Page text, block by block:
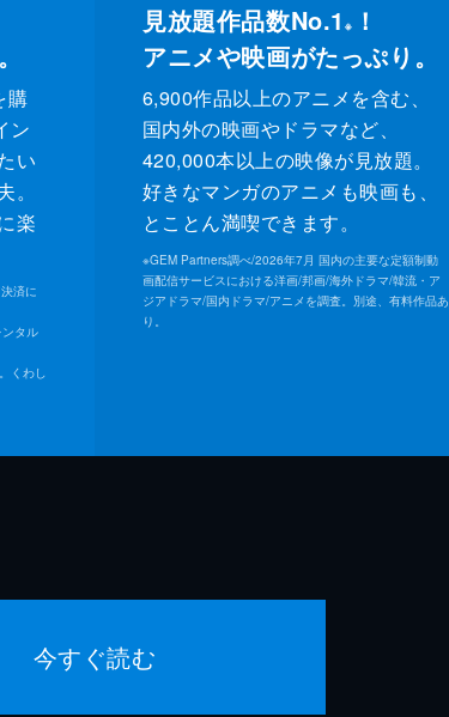
購
ン
い
楽
済に
タル
くわし
見放題作品数No.1 ※
！
アニメや映画がたっぷり。
6,900作品以上のアニメを含む、
国内外の映画やドラマなど、
420,000本以上の映像が見放題。
好きなマンガのアニメも映画も、
とことん満喫できます。
※GEM Partners調べ/2026年7⽉ 国内の主要な定額制動
画配信サービスにおける洋画/邦画/海外ドラマ/韓流・ア
ジアドラマ/国内ドラマ/アニメを調査。別途、有料作品あ
り。
今すぐ読む